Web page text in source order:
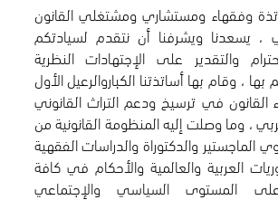
وفقهاء ومستشاري ومشتغلي القانون
، يسعدنا ويشرفنا أن نتقدم لسيادتكم
والتقدير على الإجتهادات النظرية
، وقام بها أساتذتنا الكباروالرعيل الأول
في ترسيخ ودعم التراث القانوني
، وما وصلت إليه المنظومة القانونية من
والدكتوراة والدراسات الفقهية
العربية والعالمية والأحكام في كافة
المستوى السياسي والإجتماعي